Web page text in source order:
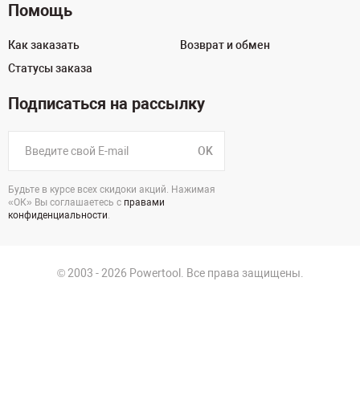
Помощь
Как заказать
Статусы заказа
Возврат и обмен
Подписаться на рассылку
OK
Будьте в курсе всех скидоки акций. Нажимая
«ОК» Вы соглашаетесь с правами
конфиденциальности.
© 2003 - 2026 Powertool. Все права защищены.